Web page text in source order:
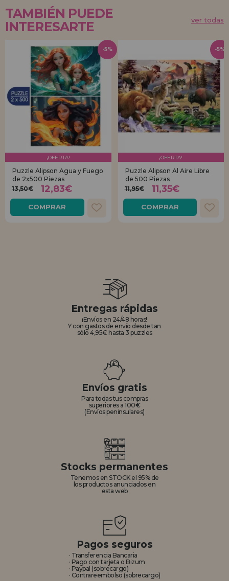
TAMBIÉN PUEDE
INTERESARTE
ver todas
¡OFERTA!
Puzzle Alipson Agua y Fuego
de 2x500 Piezas
13,50€
12,83€
COMPRAR
-5%
¡OFERTA!
Puzzle Alipson Al Aire Libre
de 500 Piezas
11,95€
11,35€
COMPRAR
-5%
Entregas rápidas
¡Envíos en 24/48 horas!
Y con gastos de envío desde tan
sólo 4,95€ hasta 3 puzzles
Envíos gratis
Para todas tus compras
superiores a 100€
(Envíos peninsulares)
Stocks permanentes
Tenemos en STOCK el 95% de
los productos anunciados en
esta web
Pagos seguros
· Transferencia Bancaria
· Pago con tarjeta o Bizum
· Paypal (sobrecargo)
· Contrareembolso (sobrecargo)